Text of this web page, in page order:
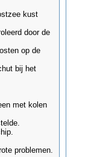
kust
door de
op de
bij het
met kolen
problemen.